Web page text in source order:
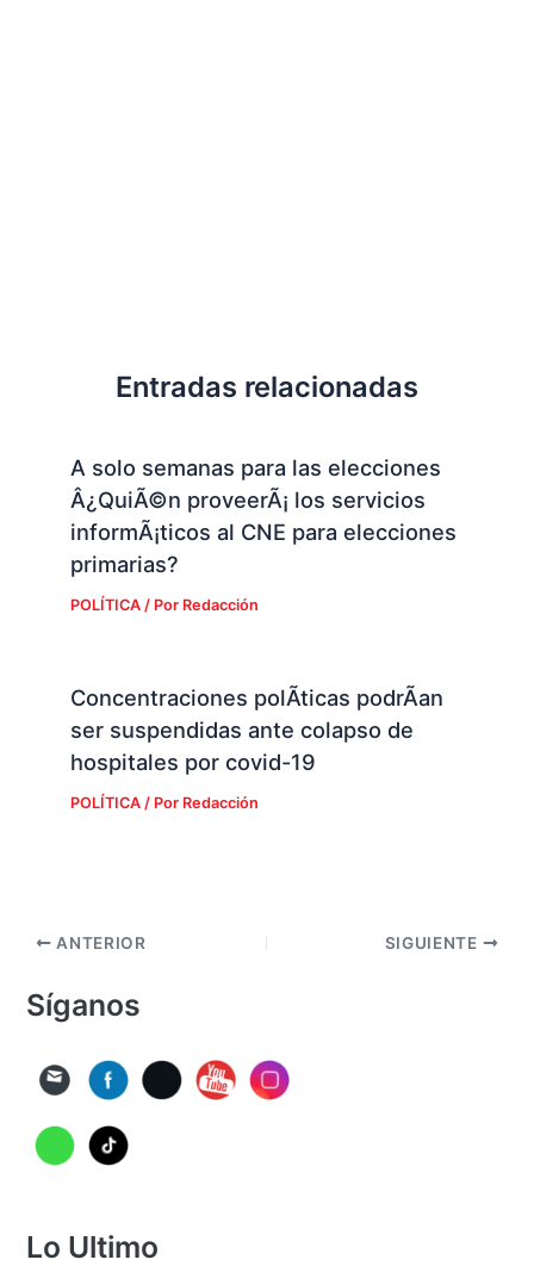
Entradas relacionadas
A solo semanas para las elecciones
Â¿QuiÃ©n proveerÃ¡ los servicios
informÃ¡ticos al CNE para elecciones
primarias?
POLÍTICA/ Por Redacción
Concentraciones polÃ­ticas podrÃ­an
ser suspendidas ante colapso de
hospitales por covid-19
POLÍTICA/ Por Redacción
ANTERIOR SIGUIENTE
Síganos
Lo Ultimo